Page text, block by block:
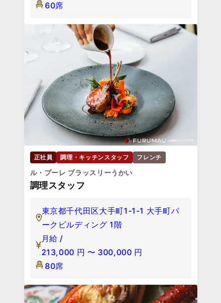
60席
正社員 調理・キッチンスタッフ フレンチ
ル・プーレ ブラッスリーうかい
調理スタッフ
東京都千代田区大手町1-1-1 大手町パ
ークビルディング 1階
月給 /
213,000 円 〜 300,000 円
80席